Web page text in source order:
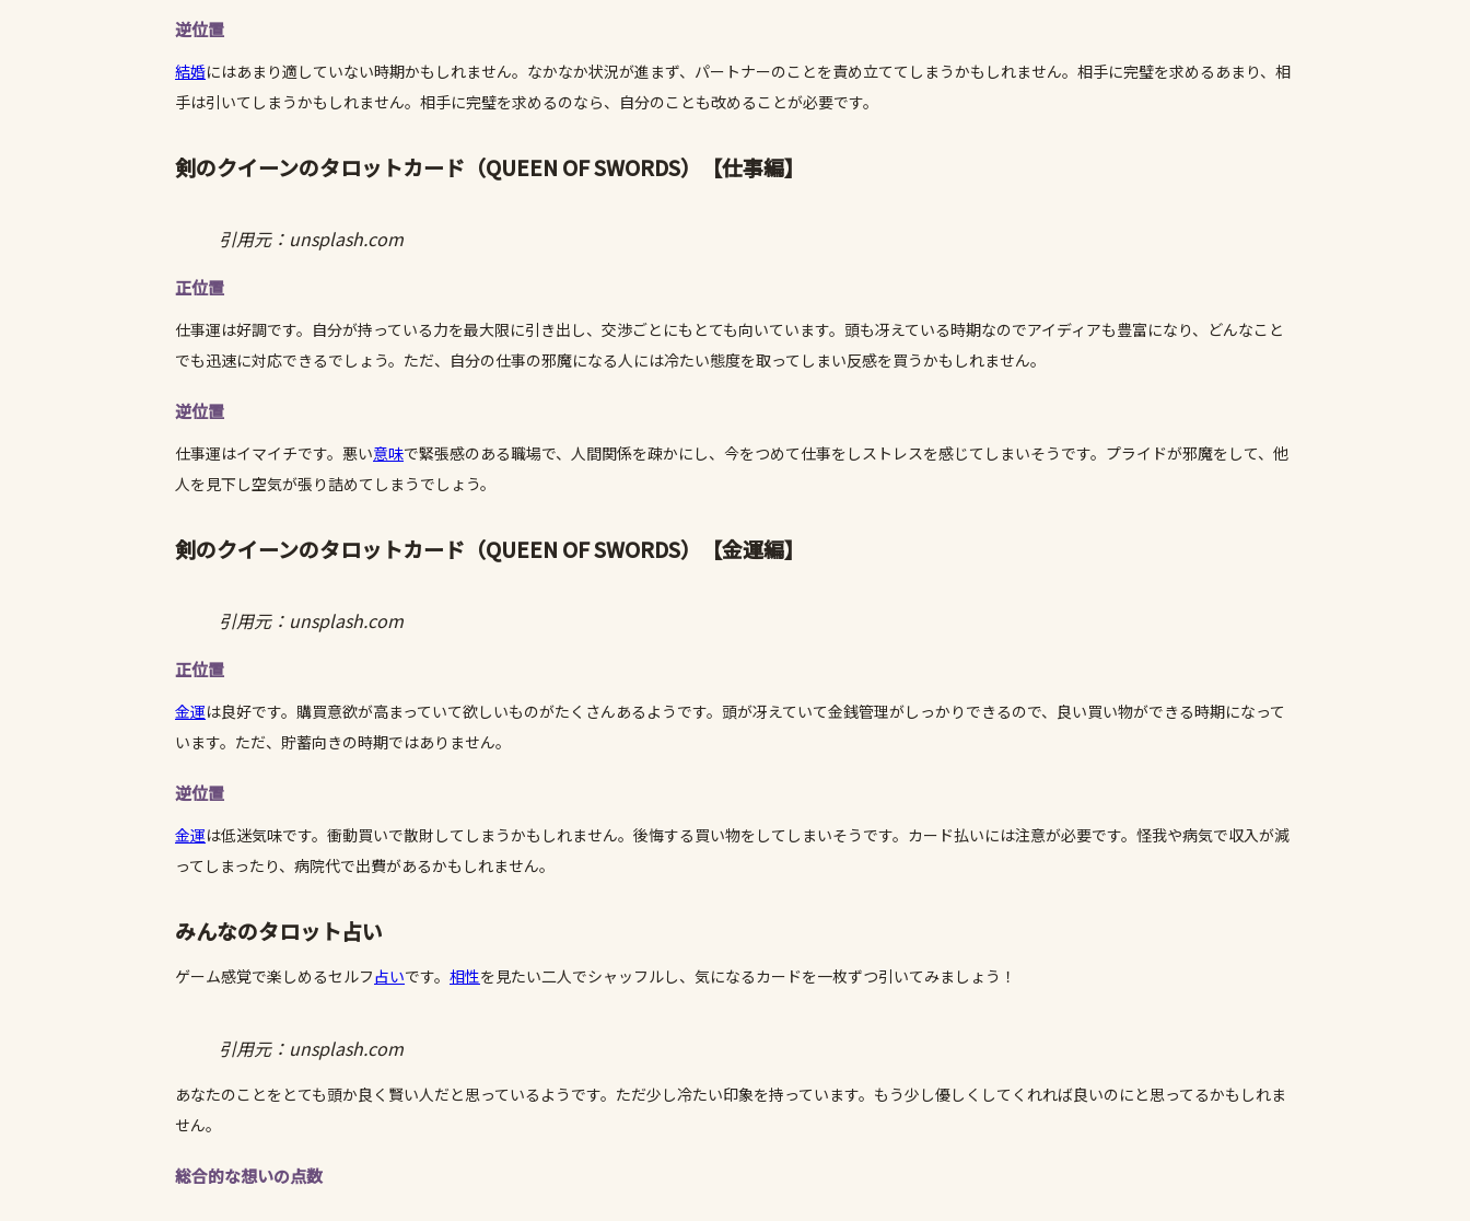
逆位置
結婚にはあまり適していない時期かもしれません。なかなか状況が進まず、パートナーのことを責め立ててしまうかもしれません。相手に完璧を求めるあまり、相
手は引いてしまうかもしれません。相手に完璧を求めるのなら、自分のことも改めることが必要です。
剣のクイーンのタロットカード（QUEEN OF SWORDS） 【仕事編】
引用元：unsplash.com
正位置
仕事運は好調です。自分が持っている力を最大限に引き出し、交渉ごとにもとても向いています。頭も冴えている時期なのでアイディアも豊富になり、どんなこと
でも迅速に対応できるでしょう。ただ、自分の仕事の邪魔になる人には冷たい態度を取ってしまい反感を買うかもしれません。
逆位置
仕事運はイマイチです。悪い意味で緊張感のある職場で、人間関係を疎かにし、今をつめて仕事をしストレスを感じてしまいそうです。プライドが邪魔をして、他
人を見下し空気が張り詰めてしまうでしょう。
剣のクイーンのタロットカード（QUEEN OF SWORDS） 【金運編】
引用元：unsplash.com
正位置
金運は良好です。購買意欲が高まっていて欲しいものがたくさんあるようです。頭が冴えていて金銭管理がしっかりできるので、良い買い物ができる時期になって
います。ただ、貯蓄向きの時期ではありません。
逆位置
金運は低迷気味です。衝動買いで散財してしまうかもしれません。後悔する買い物をしてしまいそうです。カード払いには注意が必要です。怪我や病気で収入が減
ってしまったり、病院代で出費があるかもしれません。
みんなのタロット占い
ゲーム感覚で楽しめるセルフ占いです。 相性を見たい二人でシャッフルし、気になるカードを一枚ずつ引いてみましょう！
引用元：unsplash.com
あなたのことをとても頭か良く賢い人だと思っているようです。ただ少し冷たい印象を持っています。もう少し優しくしてくれれば良いのにと思ってるかもしれま
せん。
総合的な想いの点数